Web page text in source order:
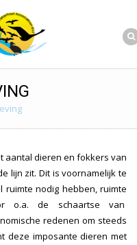
aantal dieren en fokkers van
lijn zit. Dit is voornamelijk te
nodig hebben, ruimte
o.a. de schaartse van
redenen om steeds
deze imposante dieren met